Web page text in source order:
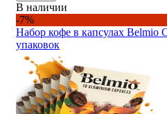
В наличии
-7%
Набор кофе в капсулах Belmio
упаковок